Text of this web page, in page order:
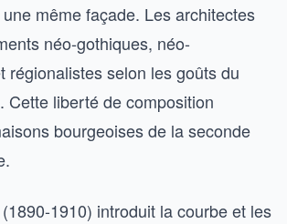
même façade. Les architectes
néo-gothiques, néo-
régionalistes selon les goûts du
Cette liberté de composition
bourgeoises de la seconde
(1890-1910) introduit la courbe et les